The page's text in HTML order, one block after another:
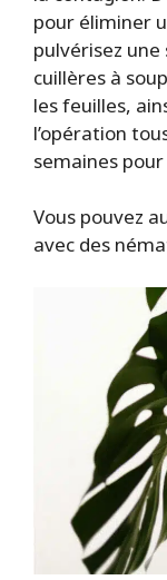
pour éliminer
pulvérisez
cuillères à
les feuilles,
l’opération
semaines
Vous pouvez
avec des